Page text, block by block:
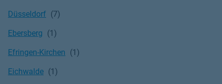
Düsseldorf
Ebersberg
Efringen-Kirchen
Eichwalde